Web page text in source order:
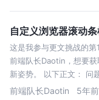
自定义浏览器滚动
这是我参与更文挑战的
前端队长Daotin，想要
新姿势。 以下正文： 问
前端队长Daotin 5年前